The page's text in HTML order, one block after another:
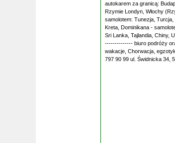
autokarem za granicą:
Rzymie Londyn, Włochy
samolotem: Tunezja,
Kreta, Dominikana -
Sri Lanka, Tajlandia, Chiny,
-------------- biuro podróży
wakacje, Chorwacja,
797 90 99 ul. Świdnicka 34,